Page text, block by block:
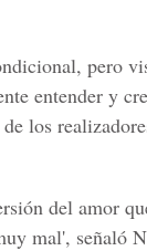
pero
entender y
los
del amor
mal', señaló